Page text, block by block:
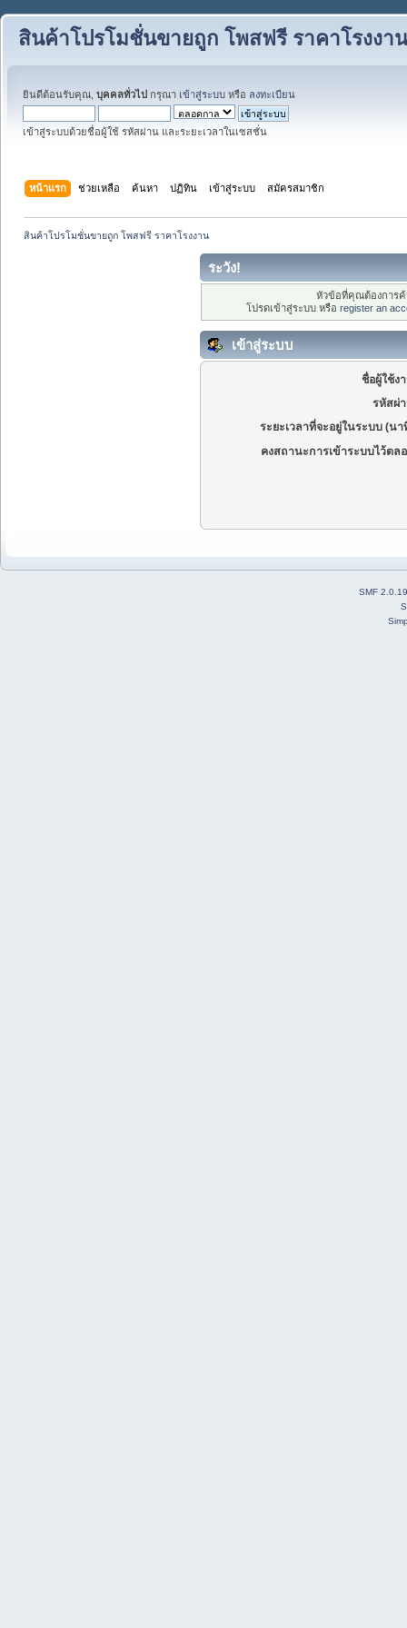
สินค้าโปรโมชั่นขายถูก โพสฟรี ราคาโรงงาน
ยินดีต้อนรับคุณ, บุคคลทั่วไป กรุณา เข้าสู่ระบบ หรือ ลงทะเบียน
เข้าสู่ระบบด้วยชื่อผู้ใช้ รหัสผ่าน และระยะเวลาในเซสชั่น
หน้าแรก ช่วยเหลือ ค้นหา ปฏิทิน เข้าสู่ระบบ สมัครสมาชิก
สินค้าโปรโมชั่นขายถูก โพสฟรี ราคาโรงงาน
ระวัง!
หัวข้อที่คุณต้องการ
โปรดเข้าสู่ระบบ หรือ register an
เข้าสู่ระบบ
ชื่อผู้ใช้ง
รหัสผ่
ระยะเวลาที่จะอยู่ในระบบ (นา
คงสถานะการเข้าระบบไว้ตล
SMF 2.0.19